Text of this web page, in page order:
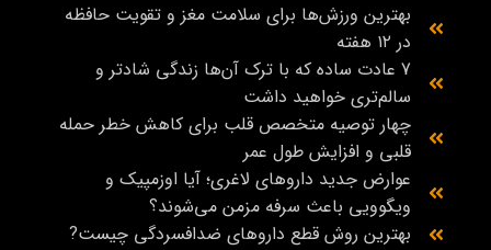
بهترین ورزش‌ها برای سلامت مغز و تقویت حافظه
در ۱۲ هفته
7 عادت ساده که با ترک آن‌ها زندگی شادتر و
سالم‌تری خواهید داشت
چهار توصیه متخصص قلب برای کاهش خطر حمله
قلبی و افزایش طول عمر
عوارض جدید داروهای لاغری؛ آیا اوزمپیک و
ویگوویی باعث سرفه مزمن می‌شوند؟
بهترین روش قطع داروهای ضدافسردگی چیست?